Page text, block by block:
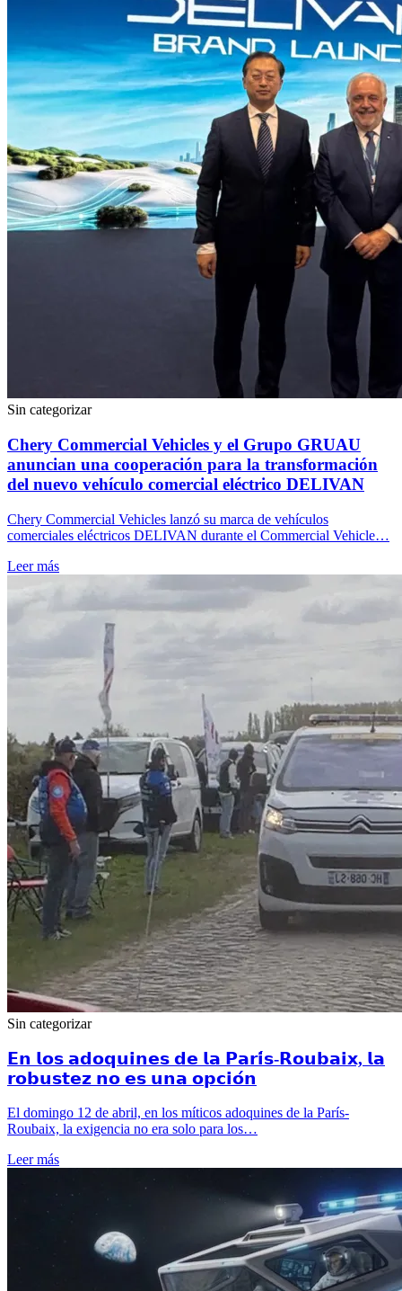
Sin categorizar
Chery Commercial Vehicles y el Grupo GRUAU
anuncian una cooperación para la transformación
del nuevo vehículo comercial eléctrico DELIVAN
Chery Commercial Vehicles lanzó su marca de vehículos
comerciales eléctricos DELIVAN durante el Commercial Vehicle…
Leer más
Sin categorizar
𝗘𝗻 𝗹𝗼𝘀 𝗮𝗱𝗼𝗾𝘂𝗶𝗻𝗲𝘀 𝗱𝗲 𝗹𝗮 𝗣𝗮𝗿𝗶́𝘀-𝗥𝗼𝘂𝗯𝗮𝗶𝘅, 𝗹𝗮
𝗿𝗼𝗯𝘂𝘀𝘁𝗲𝘇 𝗻𝗼 𝗲𝘀 𝘂𝗻𝗮 𝗼𝗽𝗰𝗶𝗼́𝗻
El domingo 12 de abril, en los míticos adoquines de la París-
Roubaix, la exigencia no era solo para los…
Leer más